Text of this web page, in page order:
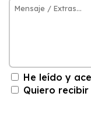
He leído y
Quiero